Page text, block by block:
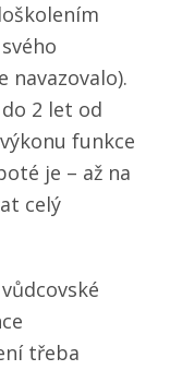
navazovalo).
2 let od
funkce
je – až na
celý
třeba